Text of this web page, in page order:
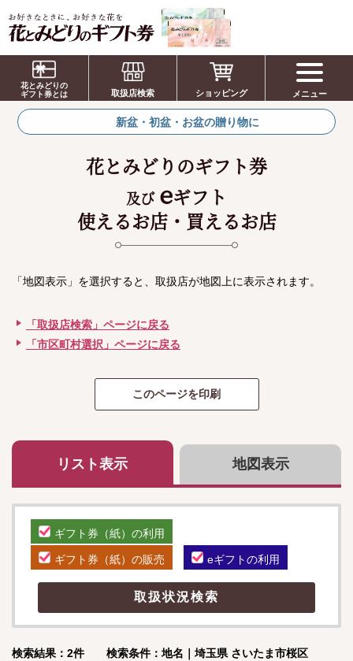
お祝い、お盆、新盆、お彼岸、喪中、お供
え、見舞い、返事、供花、線香贈答におすす
めのギフト
花とみどりの
ギフト券とは
取扱店検索 ショッピング メニュー
新盆・初盆・お盆の贈り物に
花とみどりのギフト券
及び eギフト
使えるお店・買えるお店
「地図表示」を選択すると、取扱店が地図上に表示されます。
「取扱店検索」ページに戻る
「市区町村選択」ページに戻る
リスト表示 地図表示
ギフト券（紙）の利用
ギフト券（紙）の販売 eギフトの利用
検索結果：2件 検索条件：地名｜埼玉県 さいたま市桜区